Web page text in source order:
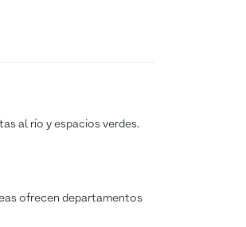
al río y espacios verdes.
ofrecen departamentos